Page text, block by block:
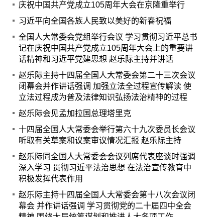
庆祝中国共产党成立105周年大会在京隆重举行
习近平向全国各族人民致以美好的新春祝福
全国人大常委会党组举行会议 学习贯彻习近平总书
记在庆祝中国共产党成立105周年大会上的重要讲
话精神和习近平党建思想 赵乐际主持并讲话
赵乐际主持十四届全国人大常委会第二十三次会议
闭幕会并作讲话强调 加强立法全过程宣传解读 使
立法过程成为普及法律知识弘扬法治精神的过程
赵乐际会见孟加拉国总理塔里克
十四届全国人大常委会举行第六十九次委员长会议
听取有关草案和议案审议情况汇报 赵乐际主持
赵乐际同全国人大常委会会议列席代表座谈时强调
深入学习 贯彻习近平法治思想 在法治宣传教育中
积极发挥代表作用
赵乐际主持十四届全国人大常委会第十八次会议闭
幕会 并作讲话强调 学习贯彻党的二十届四中全会